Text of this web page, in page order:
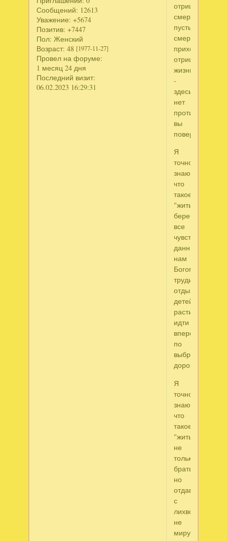
Сообщений: 12613
Уважение: +5674
Позитив: +7447
Пол: Женский
Возраст: 48 [1977-11-27]
Провел на форуме:
1 месяц 24 дня
Последний визит:
06.02.2023 16:29:31
отрицанье
смерти!
пусть
смерть
приходом
отрицает
жизнь,
-
здесь
нет
противоречий,
вы
поверьте!
Я
точно
знаю,
что
такое
"жить",
беречь
все
чувства,
данные
нам
Богом,
трудиться,
отдыхать,
детей
растить,
идти
вперед
по
выбранным
дорогам...
Я
точно
знаю,
что
такое
"жить",
не
только
брать,
но
отдавать
с
лихвою,
не
миру